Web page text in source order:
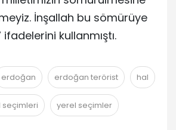
İnşallah bu sömürüye
kullanmıştı.
erdoğan erdoğan terörist hal
seçimleri yerel seçimler